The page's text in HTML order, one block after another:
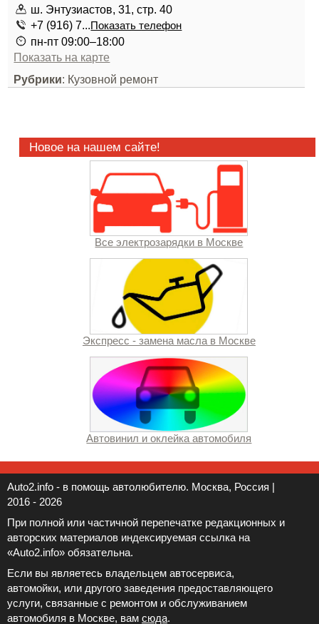
ш. Энтузиастов, 31, стр. 40
+7 (916) 7...Показать телефон
пн-пт 09:00–18:00
Показать на карте
Рубрики: Кузовной ремонт
Новое на нашем сайте!
Все электрозарядки в Москве
Экспресс - замена масла в Москве
Автовинил и оклейка автомобиля
Auto2.info - в помощь автолюбителю. Москва, Россия |
2016 - 2026
При полной или частичной перепечатке редакционных и
авторских материалов индексируемая ссылка на
«Auto2.info» обязательна.
Если вы являетесь владельцем автосервиса,
автомойки, или другого заведения предоставляющего
услуги, связанные с ремонтом и обслуживанием
автомобиля в Москве, вам сюда.